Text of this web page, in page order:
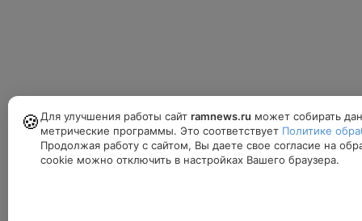
🍪 Для улучшения работы сайт ramnews.ru может собирать
метрические программы. Это соответствует Политике
Продолжая работу с сайтом, Вы даете свое согласие на
cookie можно отключить в настройках Вашего браузера.